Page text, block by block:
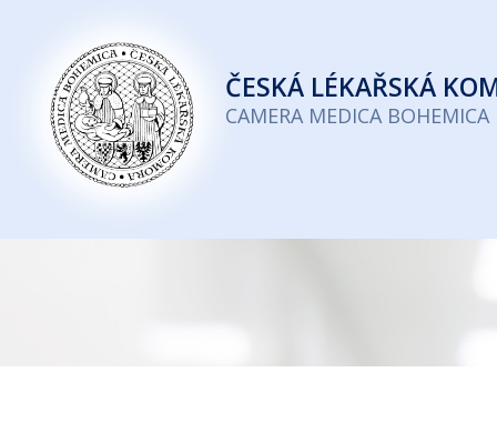
Česká
lékařská
komora
ČESKÁ LÉKAŘSKÁ
CAMERA MEDICA BOHEMICA